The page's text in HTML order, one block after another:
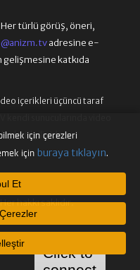
Her türlü görüş, öneri,
adresine e-
katkıda
içerikleri üçüncü taraf
ilgili video
hakkı saklıdır.
için çerezleri
için buraya tıklayın.
Et